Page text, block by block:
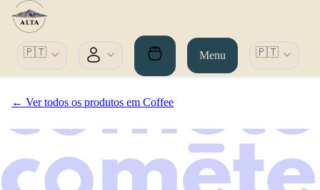
🇵🇹 Menu 🇵🇹
← Ver todos os produtos em Coffee